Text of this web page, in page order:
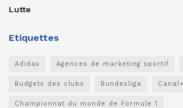
Lutte
Etiquettes
Adidas Agences de marketing sportif
Budgets des clubs Bundesliga Canal+
Championnat du monde de Formule 1